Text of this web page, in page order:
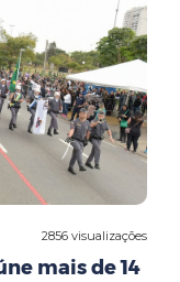
2856 visualizações
mais de 14